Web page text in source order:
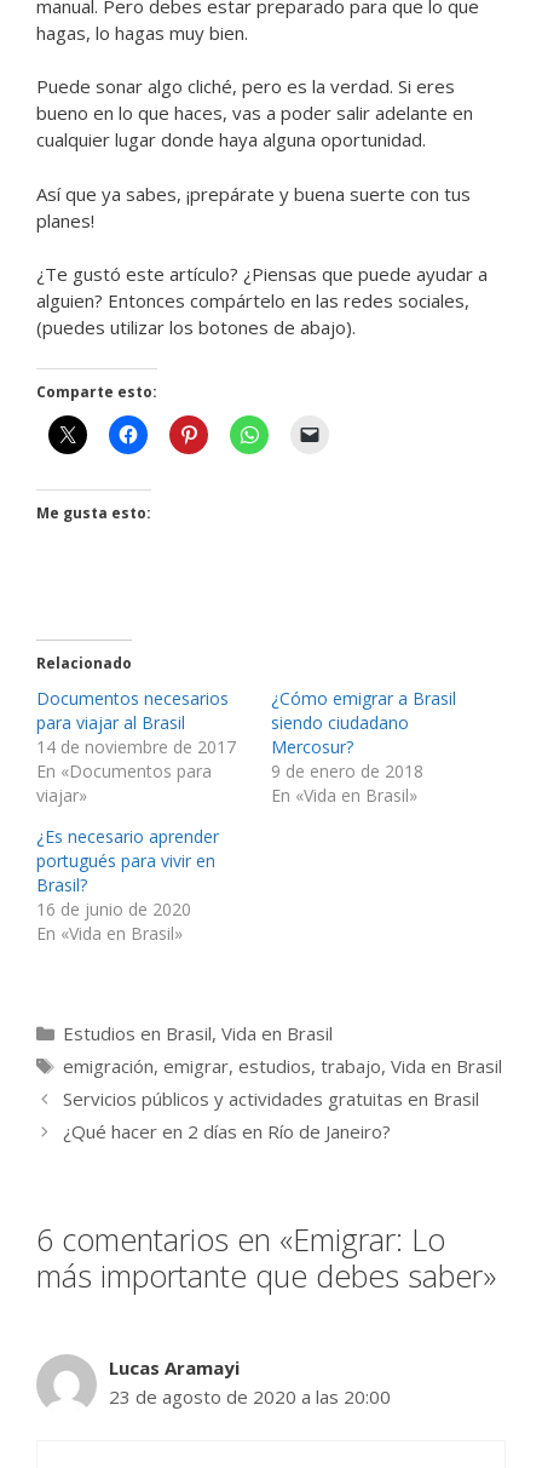
manual. Pero debes estar preparado para que lo que
hagas, lo hagas muy bien.
Puede sonar algo cliché, pero es la verdad. Si eres
bueno en lo que haces, vas a poder salir adelante en
cualquier lugar donde haya alguna oportunidad.
Así que ya sabes, ¡prepárate y buena suerte con tus
planes!
¿Te gustó este artículo? ¿Piensas que puede ayudar a
alguien? Entonces compártelo en las redes sociales,
(puedes utilizar los botones de abajo).
Comparte esto:
Me gusta esto:
Relacionado
Documentos necesarios
para viajar al Brasil
14 de noviembre de 2017
En «Documentos para
viajar»
¿Cómo emigrar a Brasil
siendo ciudadano
Mercosur?
9 de enero de 2018
En «Vida en Brasil»
¿Es necesario aprender
portugués para vivir en
Brasil?
16 de junio de 2020
En «Vida en Brasil»
Categorías
Estudios en Brasil, Vida en Brasil
Etiquetas
emigración, emigrar, estudios, trabajo, Vida en Brasil
Servicios públicos y actividades gratuitas en Brasil
¿Qué hacer en 2 días en Río de Janeiro?
6 comentarios en «Emigrar: Lo
más importante que debes saber»
Lucas Aramayi
23 de agosto de 2020 a las 20:00